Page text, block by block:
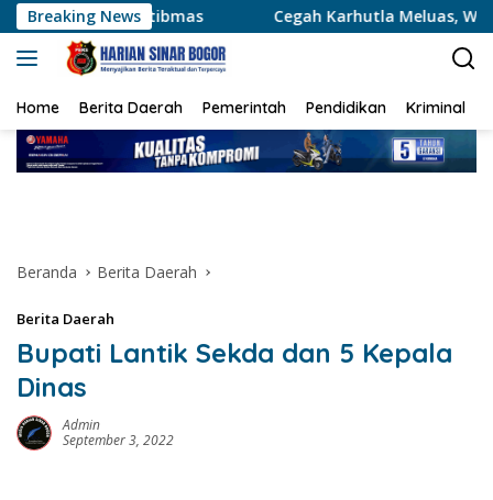
Langsung
ke
konten
Breaking NewsCegah Karhutla Meluas, Wakapolda Riau dan
Home Berita Daerah Pemerintah Pendidikan Kriminal
Beranda Berita Daerah
Berita Daerah
Bupati Lantik Sekda dan 5 Kepala
Dinas
Admin
September 3, 2022